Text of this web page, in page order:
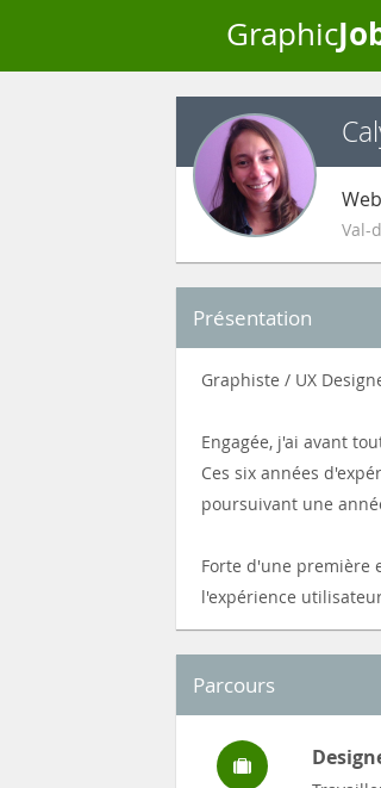
Graphic
Val-
Présentation
Graphiste / UX
Engagée, j'ai avant
Ces six années
poursuivant une
Forte d'une première
l'expérience
Parcours